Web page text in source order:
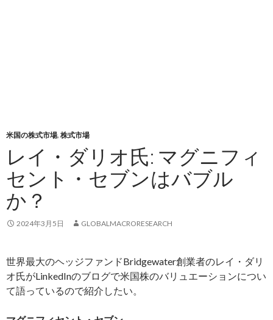
米国の株式市場, 株式市場
レイ・ダリオ氏: マグニフィ
セント・セブンはバブル
か？
2024年3月5日 GLOBALMACRORESEARCH
世界最大のヘッジファンドBridgewater創業者のレイ・ダリ
オ氏がLinkedInのブログで米国株のバリュエーションについ
て語っているので紹介したい。